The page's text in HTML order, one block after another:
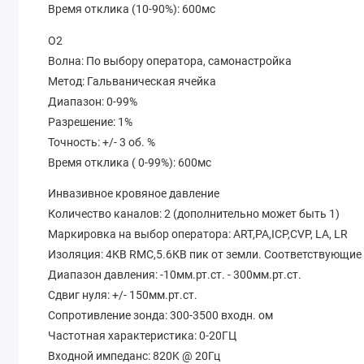
Время отклика (10-90%): 600мс
O2
Волна: По выбору оператора, самонастройка
Метод: Гальваническая ячейка
Диапазон: 0-99%
Разрешение: 1%
Точность: +/- 3 об. %
Время отклика ( 0-99%): 600мс
Инвазивное кровяное давление
Количество каналов: 2 (дополнительно может быть 1)
Маркировка на выбор оператора: ART,PA,ICP,CVP, LA, LR
Изоляция: 4КВ RМС,5.6КВ пик от земли. Соответствующие
Диапазон давления: -10мм.рт.ст. - 300мм.рт.ст.
Сдвиг нуля: +/- 150мм.рт.ст.
Сопротивление зонда: 300-3500 входн. ом
Частотная характеристика: 0-20ГЦ
Входной импеданс: 820K @ 20Гц